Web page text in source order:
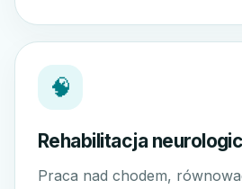
🧠
Rehabilitacja
Praca nad chodem,